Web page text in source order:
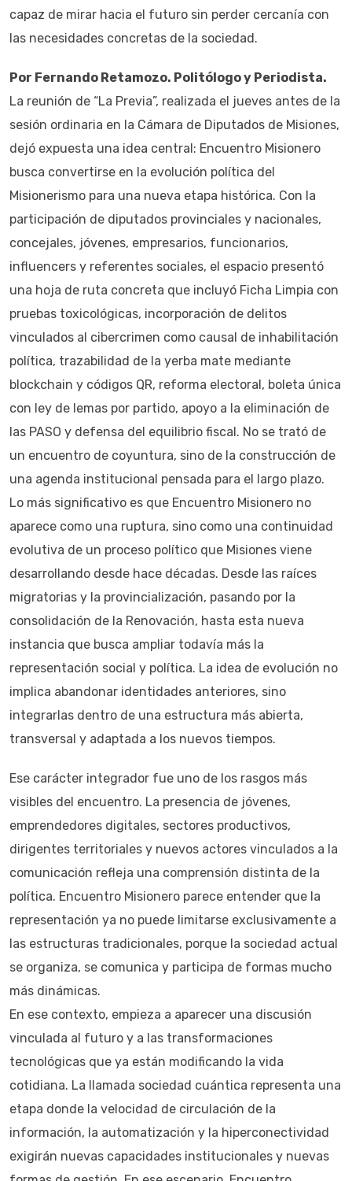
capaz de mirar hacia el futuro sin perder cercanía con
las necesidades concretas de la sociedad.
Por Fernando Retamozo. Politólogo y Periodista.
La reunión de “La Previa”, realizada el jueves antes de la
sesión ordinaria en la Cámara de Diputados de Misiones,
dejó expuesta una idea central: Encuentro Misionero
busca convertirse en la evolución política del
Misionerismo para una nueva etapa histórica. Con la
participación de diputados provinciales y nacionales,
concejales, jóvenes, empresarios, funcionarios,
influencers y referentes sociales, el espacio presentó
una hoja de ruta concreta que incluyó Ficha Limpia con
pruebas toxicológicas, incorporación de delitos
vinculados al cibercrimen como causal de inhabilitación
política, trazabilidad de la yerba mate mediante
blockchain y códigos QR, reforma electoral, boleta única
con ley de lemas por partido, apoyo a la eliminación de
las PASO y defensa del equilibrio fiscal. No se trató de
un encuentro de coyuntura, sino de la construcción de
una agenda institucional pensada para el largo plazo.
Lo más significativo es que Encuentro Misionero no
aparece como una ruptura, sino como una continuidad
evolutiva de un proceso político que Misiones viene
desarrollando desde hace décadas. Desde las raíces
migratorias y la provincialización, pasando por la
consolidación de la Renovación, hasta esta nueva
instancia que busca ampliar todavía más la
representación social y política. La idea de evolución no
implica abandonar identidades anteriores, sino
integrarlas dentro de una estructura más abierta,
transversal y adaptada a los nuevos tiempos.
Ese carácter integrador fue uno de los rasgos más
visibles del encuentro. La presencia de jóvenes,
emprendedores digitales, sectores productivos,
dirigentes territoriales y nuevos actores vinculados a la
comunicación refleja una comprensión distinta de la
política. Encuentro Misionero parece entender que la
representación ya no puede limitarse exclusivamente a
las estructuras tradicionales, porque la sociedad actual
se organiza, se comunica y participa de formas mucho
más dinámicas.
En ese contexto, empieza a aparecer una discusión
vinculada al futuro y a las transformaciones
tecnológicas que ya están modificando la vida
cotidiana. La llamada sociedad cuántica representa una
etapa donde la velocidad de circulación de la
información, la automatización y la hiperconectividad
exigirán nuevas capacidades institucionales y nuevas